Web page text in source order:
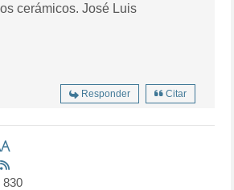
cerámicos. José Luis
Responder Citar
830